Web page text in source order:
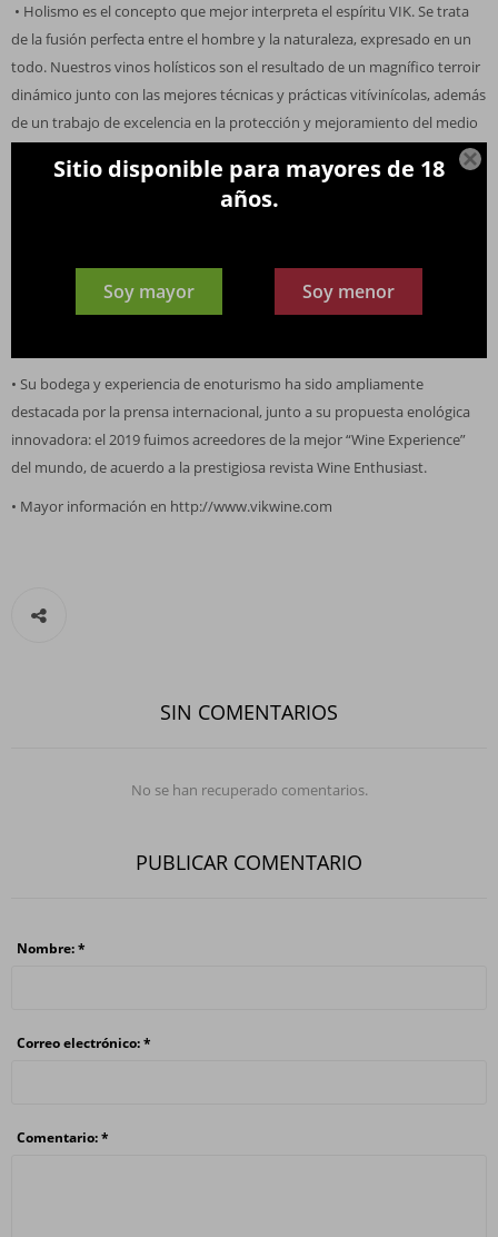

Sitio disponible para mayores de 18
años.
Soy mayor Soy menor
• Holismo es el concepto que mejor interpreta el espíritu VIK. Se trata
de la fusión perfecta entre el hombre y la naturaleza, expresado en un
todo. Nuestros vinos holísticos son el resultado de un magnífico terroir
dinámico junto con las mejores técnicas y prácticas vitívinícolas, además
de un trabajo de excelencia en la protección y mejoramiento del medio
ambiente, unido con el desarrollo humano y social, la arquitectura y el
arte da como resultado una sinergia del todo, la suma de estos
elementos que crea un resultado final integrado a la perfección. Un
• Viña VIK ha sido considerada en el top 10 de las mejores viñas en el
• Su bodega y experiencia de enoturismo ha sido ampliamente
destacada por la prensa internacional, junto a su propuesta enológica
innovadora: el 2019 fuimos acreedores de la mejor “Wine Experience”
del mundo, de acuerdo a la prestigiosa revista Wine Enthusiast.
• Mayor información en http://www.vikwine.com
SIN COMENTARIOS
No se han recuperado comentarios.
PUBLICAR COMENTARIO
Nombre: *
Correo electrónico: *
Comentario: *